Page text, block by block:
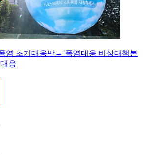
염 초기대응반→‘폭염대응 비상대책본
응